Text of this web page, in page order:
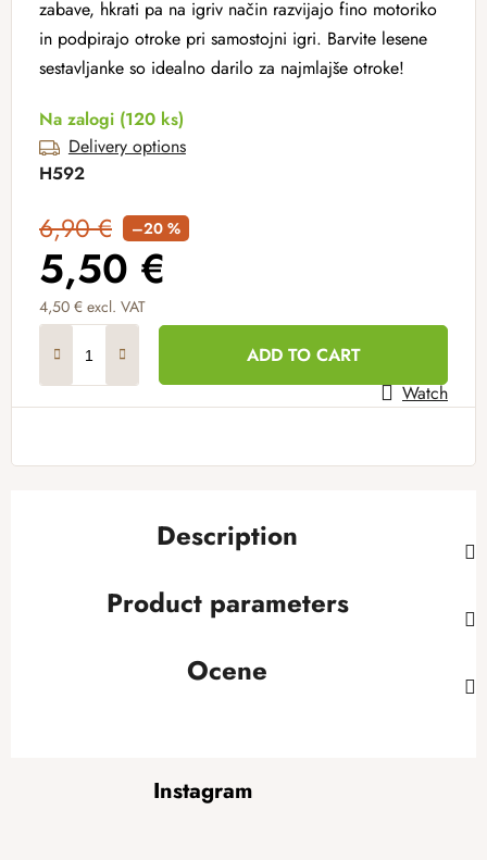
zabave, hkrati pa na igriv način razvijajo fino motoriko
in podpirajo otroke pri samostojni igri. Barvite lesene
sestavljanke so idealno darilo za najmlajše otroke!
Na zalogi (120 ks)
Delivery options
H592
6,90 € –20 %
5,50 €
4,50 € excl. VAT
ADD TO CART
Watch
Description
Product parameters
Ocene
Instagram